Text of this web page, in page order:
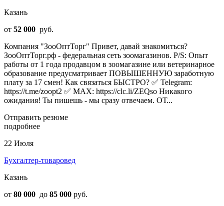
Казань
от 52 000 руб.
Компания "ЗооОптТорг" Привет, давай знакомиться?
ЗооОптТорг.рф - федеральная сеть зоомагазинов. P/S: Опыт
работы от 1 года продавцом в зоомагазине или ветеринарное
образование предусматривает ПОВЫШЕННУЮ заработную
плату за 17 смен! Как связаться БЫСТРО? ✅ Telegram:
https://t.me/zoopt2 ✅ MAX: https://clc.li/ZEQso Никакого
ожидания! Ты пишешь - мы сразу отвечаем. ОТ...
Отправить резюме
подробнее
22 Июля
Бухгалтер-товаровед
Казань
от 80 000 до 85 000 руб.